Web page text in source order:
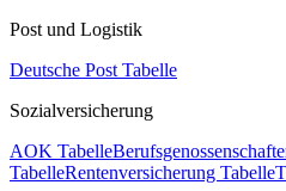
Post und Logistik
Deutsche Post Tabelle
Sozialversicherung
AOK Tabelle
TabelleRentenversicherung Tabelle